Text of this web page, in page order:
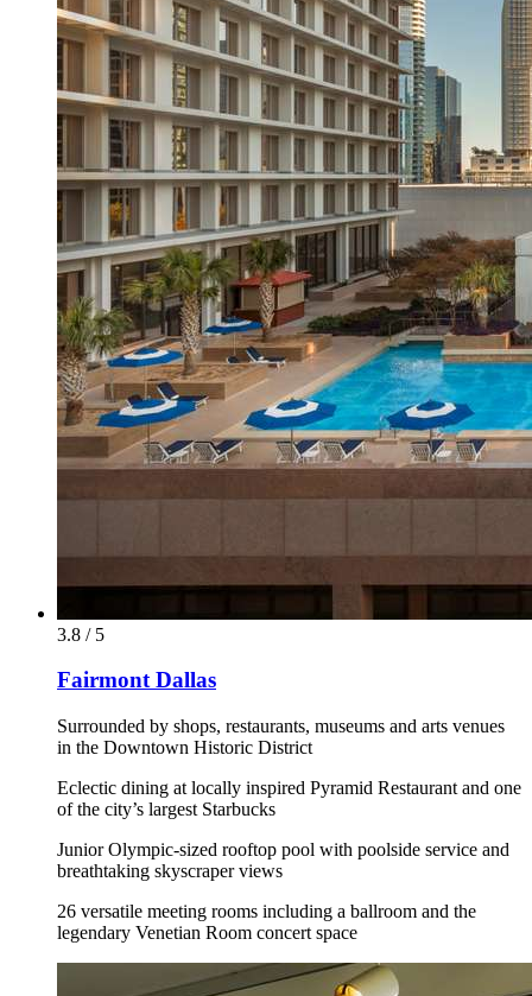
3.8 / 5
Fairmont Dallas
Surrounded by shops, restaurants, museums and arts venues
in the Downtown Historic District
Eclectic dining at locally inspired Pyramid Restaurant and one
of the city’s largest Starbucks
Junior Olympic-sized rooftop pool with poolside service and
breathtaking skyscraper views
26 versatile meeting rooms including a ballroom and the
legendary Venetian Room concert space